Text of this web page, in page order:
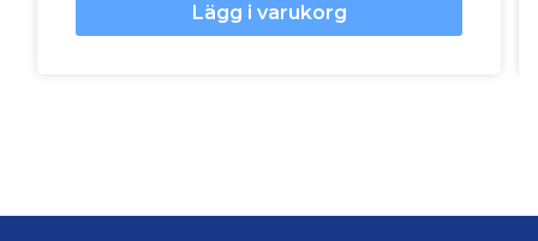
Lägg i varukorg